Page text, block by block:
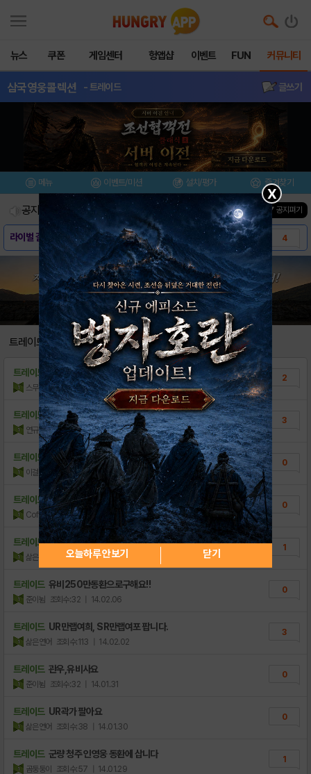
뉴스 쿠폰 게임센터 헝앱샵 이벤트 FUN 커뮤니티
삼국영웅콜렉션 - 트레이드 글쓰기
메뉴 이벤트/미션 설치/평가 즐겨찾기
공지사항 진행중인 이벤트0건 ▼ 공지펴기
라이벌 길드전 2회차 보상 지급에 대한 안내 .. 4
라이벌 길드전 2회차 보상 지급 관련 안내
티스토어 오픈 기념 이벤트 당첨자 안내
크리스마스 기념 이벤트 안내
군신의탑 랭킹에 따른 보상 지급 안내(완료)
게임 데이터 복구/이전에 대한 안내
12월3일부터 신규 이벤트 정보 ".. 3
격전! 명장열전 2탄 이벤트 보상 배포 완료
격전! 명장열전 제 2탄 예고
일부 밸런스가 추가 조정되었습니다.
라이벌 길드전 이벤트 보상 지급 완료
<격전! 명장열전 이벤트 종료 및 보상 .. 0
☆★ 오픈기념 주말 특별 이벤트! ★☆
격전 ! 명장열전 이벤트 변경사항 안내(10...
인게임 사전예약 코드 등록 안내
이벤트 적용을 위한 임시 점검 안내(완료) 1
트레이드
트레이드 아뒤 처분 겸 판매합니다.
스무디킴 조회수:138 | 14.02.12
2
트레이드 용속 UR/SR+/SR팔고, 지속 UR주유/장..
연규 조회수:111 | 14.02.12
3
트레이드 UR 조조 삽니다
이걸그냥 조회수:24 | 14.02.11
0
트레이드 인속 장비 , 제갈량 구합니다
CoffeeU 조회수:19 | 14.02.11
0
트레이드 SR여포 만랩으로 하후돈 SR+구합니다.
삶은연어 조회수:35 | 14.02.07
1
트레이드 유비250만동환으로구해요!!
준이뉨 조회수:32 | 14.02.06
0
트레이드 UR만랩여희, SR만랩여포 팝니다.
삶은연어 조회수:113 | 14.02.02
3
트레이드 관우,유비사요
준이뉨 조회수:32 | 14.01.31
0
트레이드 UR곽가 팔아요
삶은연어 조회수:38 | 14.01.30
0
트레이드 군량 청주 인영웅 동환에 삽니다
곰둥둥이 조회수:57 | 14.01.29
1
X
오늘하루 안보기 닫기